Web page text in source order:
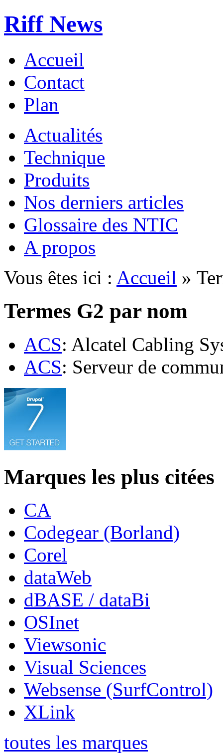
Riff News
Accueil
Contact
Plan
Actualités
Technique
Produits
Nos derniers articles
Glossaire des NTIC
A propos
Vous êtes ici : Accueil »
Termes G2 par nom
ACS: Alcatel Cabling
ACS: Serveur de
Marques les plus citées
CA
Codegear (Borland)
Corel
dataWeb
dBASE / dataBi
OSInet
Viewsonic
Visual Sciences
Websense (SurfControl)
XLink
toutes les marques